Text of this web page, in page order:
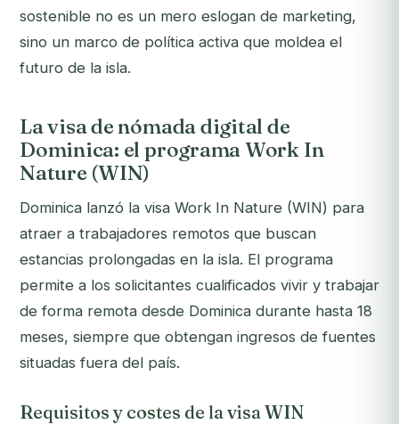
sostenible no es un mero eslogan de marketing,
sino un marco de política activa que moldea el
futuro de la isla.
La visa de nómada digital de
Dominica: el programa Work In
Nature (WIN)
Dominica lanzó la visa Work In Nature (WIN) para
atraer a trabajadores remotos que buscan
estancias prolongadas en la isla. El programa
permite a los solicitantes cualificados vivir y trabajar
de forma remota desde Dominica durante hasta 18
meses, siempre que obtengan ingresos de fuentes
situadas fuera del país.
Requisitos y costes de la visa WIN